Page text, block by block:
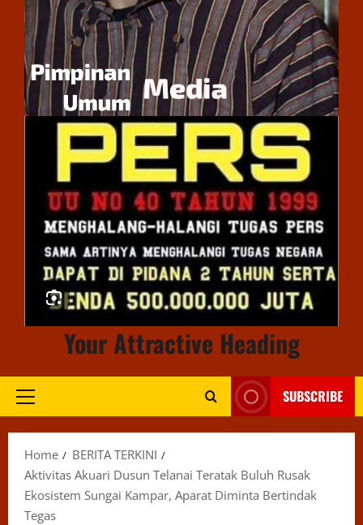
Your Attractive Heading
Primary
SUBSCRIBE
Home
BERITA TERKINI
Aktivitas Akuari Dusun Telanai Teratak Buluh Rusak
Ekosistem Sungai Kampar, Aparat Diminta Bertindak
Tegas